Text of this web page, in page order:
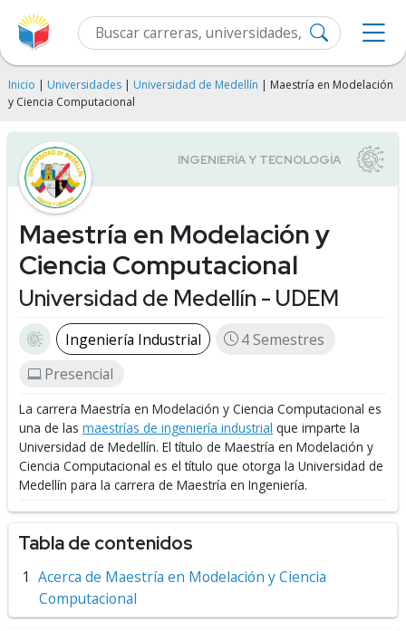
Inicio | Universidades | Universidad de Medellín | Maestría en Modelación
y Ciencia Computacional
Maestría en Modelación y
Ciencia Computacional
Universidad de Medellín - UDEM
Ingeniería Industrial
4 Semestres
Presencial
La carrera Maestría en Modelación y Ciencia Computacional es
una de las maestrías de ingeniería industrial que imparte la
Universidad de Medellín. El título de Maestría en Modelación y
Ciencia Computacional es el título que otorga la Universidad de
Medellín para la carrera de Maestría en Ingeniería.
Tabla de contenidos
Acerca de Maestría en Modelación y Ciencia
Computacional